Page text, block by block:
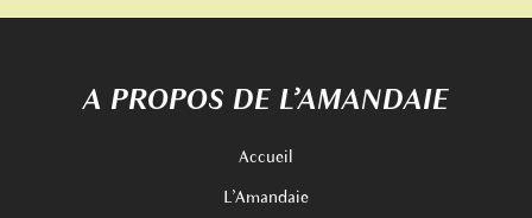
A PROPOS DE L’AMANDAIE
Accueil
L’Amandaie